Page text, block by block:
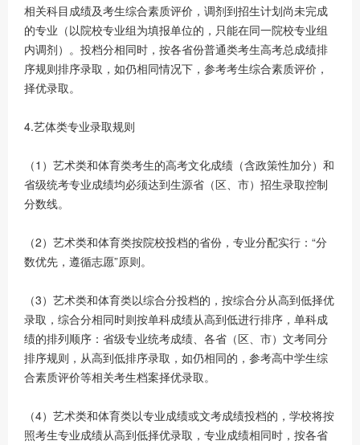
相关科目成绩及考生综合素质评价，调剂到招生计划尚未完成
的专业（以院校专业组为填报单位的，只能在同一院校专业组
内调剂）。投档分相同时，按各省份普通类考生高考总成绩排
序规则排序录取，如仍相同情况下，参考考生综合素质评价，
择优录取。
4.艺体类专业录取规则
（1）艺术类和体育类考生的高考文化成绩（含政策性加分）和
省级统考专业成绩均必须达到生源省（区、市）招生录取控制
分数线。
（2）艺术类和体育类按院校投档的省份，专业分配实行：“分
数优先，遵循志愿”原则。
（3）艺术类和体育类以综合分投档的，按综合分从高到低择优
录取，综合分相同时则按单科成绩从高到低进行排序，单科成
绩的排列顺序：省级专业统考成绩、各省（区、市）文考同分
排序规则，从高到低排序录取，如仍相同的，参考高中学生综
合素质评价等相关考生档案择优录取。
（4）艺术类和体育类以专业成绩或文考成绩投档的，学校将按
照考生专业成绩从高到低择优录取，专业成绩相同时，按各省